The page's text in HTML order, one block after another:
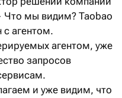
мы видим? Taobao
агентом.
агентом, уже
запросов
и уже видим, что